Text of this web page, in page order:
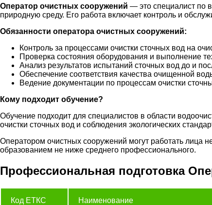
Оператор очистных сооружений — это специалист по
природную среду. Его работа включает контроль и
Обязанности оператора очистных сооружений:
Контроль за процессами очистки сточных вод на
Проверка состояния оборудования и выполнение
Анализ результатов испытаний сточных вод до и
Обеспечение соответствия качества очищенной
Ведение документации по процессам очистки
Кому подходит обучение?
Обучение подходит для специалистов в области
очистки сточных вод и соблюдения экологических
Оператором очистных сооружений могут работать лица
образованием не ниже среднего профессионального.
Профессиональная подготовка
Код ЕТКС Наименование